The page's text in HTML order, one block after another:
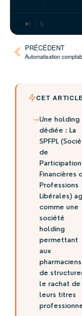
1 / 5
PRÉCÉDENT
CET
→Une holding
dédiée : La
SPFPL
de
Financières
Professions
Libérales)
comme une
société
holding
permettant
aux
pharmaciens
de
le rachat de
leurs titres